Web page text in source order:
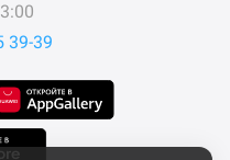
39-39